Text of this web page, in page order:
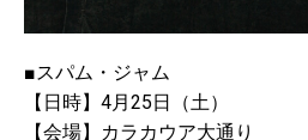
■スパム・ジャム
【日時】4月25日（土）
【会場】カラカウア大通り